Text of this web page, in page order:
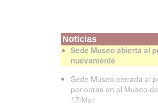
Noticias
Sede Museo abierta al
nuevamente
Sede Museo cerrada al
por obras en el Museo
17/Mar